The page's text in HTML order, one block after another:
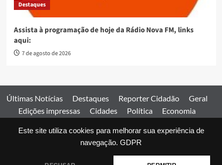
Este site utiliza cookies para melhorar sua experiência de
navegação. GDPR
Destaques
Assista à programação de hoje da Rádio Nova FM, links
aqui:
7 de agosto de 2026
Últimas Notícias Destaques Reporter Cidadão
Geral
Edições impressas
Cidades Política
Economia
Comercial
Edições impressas Expediente Home